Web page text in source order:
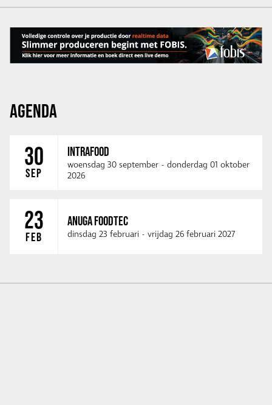
AGENDA
30
SEP
INTRAFOOD
woensdag 30 september - donderdag 01 oktober
2026
23
FEB
ANUGA FOODTEC
dinsdag 23 februari - vrijdag 26 februari 2027